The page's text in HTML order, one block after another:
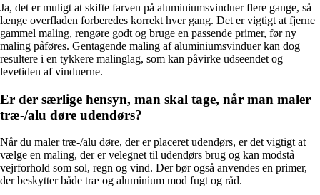
Ja, det er muligt at skifte farven på aluminiumsvinduer flere gange, så
længe overfladen forberedes korrekt hver gang. Det er vigtigt at fjerne
gammel maling, rengøre godt og bruge en passende primer, før ny
maling påføres. Gentagende maling af aluminiumsvinduer kan dog
resultere i en tykkere malinglag, som kan påvirke udseendet og
levetiden af vinduerne.
Er der særlige hensyn, man skal tage, når man maler
træ-/alu døre udendørs?
Når du maler træ-/alu døre, der er placeret udendørs, er det vigtigt at
vælge en maling, der er velegnet til udendørs brug og kan modstå
vejrforhold som sol, regn og vind. Der bør også anvendes en primer,
der beskytter både træ og aluminium mod fugt og råd.